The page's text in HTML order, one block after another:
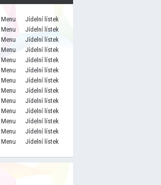
Menu
Jídelní lístek
Menu
Jídelní lístek
Menu
Jídelní lístek
Menu
Jídelní lístek
Menu
Jídelní lístek
Menu
Jídelní lístek
Menu
Jídelní lístek
Menu
Jídelní lístek
Menu
Jídelní lístek
Menu
Jídelní lístek
Menu
Jídelní lístek
Menu
Jídelní lístek
Menu Jídelní lístek